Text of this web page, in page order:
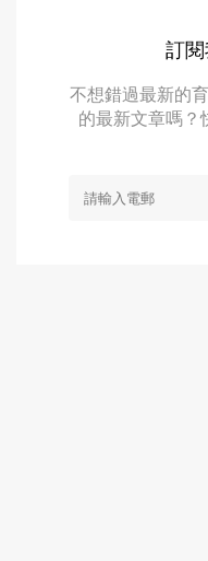
訂
不想錯過最新的
的最新文章嗎？